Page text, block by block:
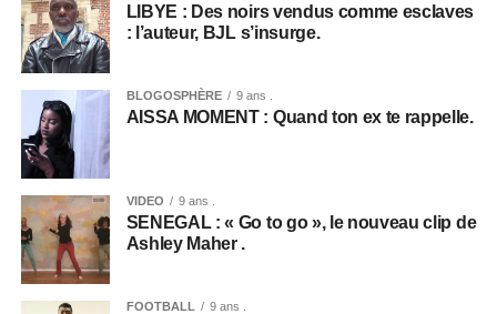
LIBYE : Des noirs vendus comme esclaves
: l’auteur, BJL s’insurge.
BLOGOSPHÈRE 9 ans .
AISSA MOMENT : Quand ton ex te rappelle.
VIDEO 9 ans .
SENEGAL : « Go to go », le nouveau clip de
Ashley Maher .
FOOTBALL 9 ans .